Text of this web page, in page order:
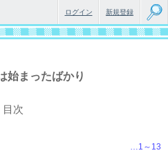
新規登録
ログイン
始まったばかり
目次
…1～13